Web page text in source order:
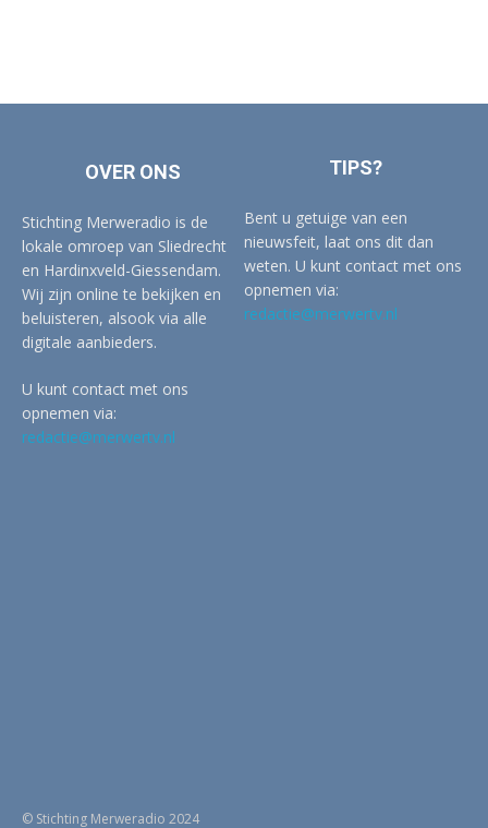
OVER ONS
Stichting Merweradio is de
lokale omroep van Sliedrecht
en Hardinxveld-Giessendam.
Wij zijn online te bekijken en
beluisteren, alsook via alle
digitale aanbieders.
U kunt contact met ons
opnemen via:
redactie@merwertv.nl
TIPS?
Bent u getuige van een
nieuwsfeit, laat ons dit dan
weten. U kunt contact met ons
opnemen via:
redactie@merwertv.nl
© Stichting Merweradio 2024